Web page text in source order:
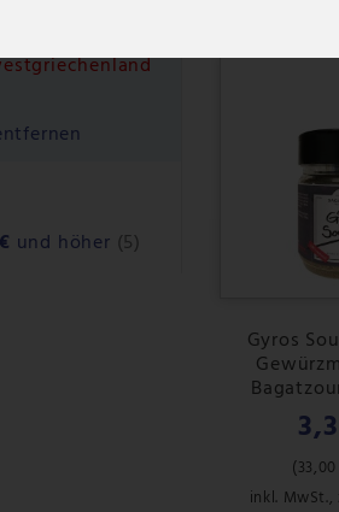
Gyros
(
inkl. MwSt.,
und höher (5)